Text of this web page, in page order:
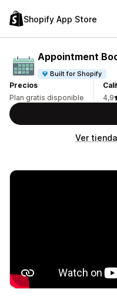
Shopify App Store
Appointment
Built for Shopify
Precios
Plan gratis disponible
4,9
Ver